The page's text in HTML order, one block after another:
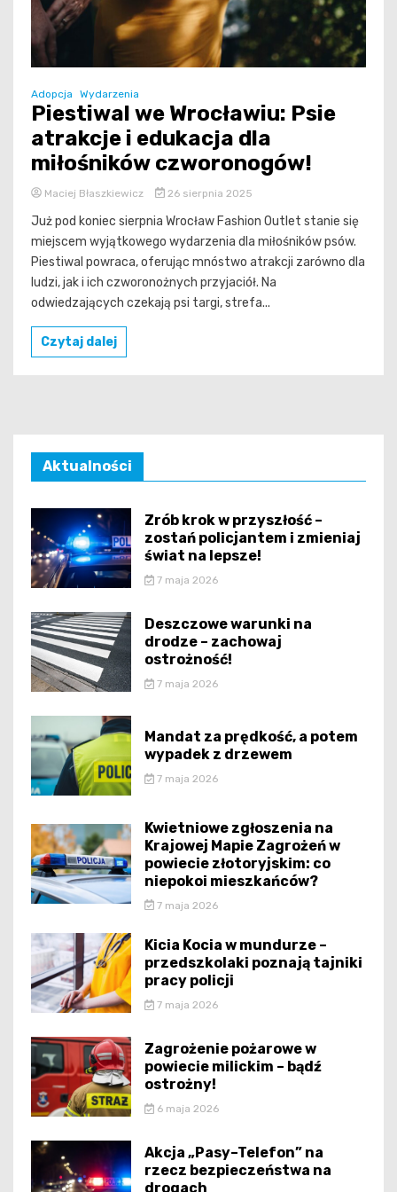
Adopcja Wydarzenia
Piestiwal we Wrocławiu: Psie
atrakcje i edukacja dla
miłośników czworonogów!
Maciej Błaszkiewicz 26 sierpnia 2025
Już pod koniec sierpnia Wrocław Fashion Outlet stanie się
miejscem wyjątkowego wydarzenia dla miłośników psów.
Piestiwal powraca, oferując mnóstwo atrakcji zarówno dla
ludzi, jak i ich czworonożnych przyjaciół. Na
odwiedzających czekają psi targi, strefa...
Czytaj dalej
Aktualności
Zrób krok w przyszłość –
zostań policjantem i zmieniaj
świat na lepsze!
7 maja 2026
Deszczowe warunki na
drodze – zachowaj
ostrożność!
7 maja 2026
Mandat za prędkość, a potem
wypadek z drzewem
7 maja 2026
Kwietniowe zgłoszenia na
Krajowej Mapie Zagrożeń w
powiecie złotoryjskim: co
niepokoi mieszkańców?
7 maja 2026
Kicia Kocia w mundurze –
przedszkolaki poznają tajniki
pracy policji
7 maja 2026
Zagrożenie pożarowe w
powiecie milickim – bądź
ostrożny!
6 maja 2026
Akcja „Pasy–Telefon” na
rzecz bezpieczeństwa na
drogach